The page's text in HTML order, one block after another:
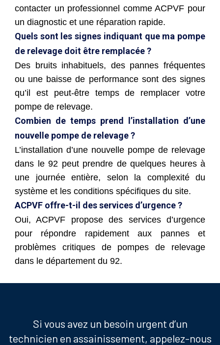
contacter un professionnel comme ACPVF pour
un diagnostic et une réparation rapide.
Quels sont les signes indiquant que ma pompe
de relevage doit être remplacée ?
Des bruits inhabituels, des pannes fréquentes
ou une baisse de performance sont des signes
qu’il est peut-être temps de remplacer votre
pompe de relevage.
Combien de temps prend l’installation d’une
nouvelle pompe de relevage ?
L’installation d’une nouvelle pompe de relevage
dans le 92 peut prendre de quelques heures à
une journée entière, selon la complexité du
système et les conditions spécifiques du site.
ACPVF offre-t-il des services d’urgence ?
Oui, ACPVF propose des services d’urgence
pour répondre rapidement aux pannes et
problèmes critiques de pompes de relevage
dans le département du 92.
Si vous avez un besoin urgent d’un
technicien en assainissement, appelez-nous